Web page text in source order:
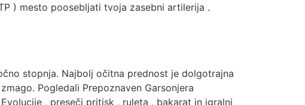
) mesto poosebljati tvoja zasebni artilerija .
stopnja. Najbolj očitna prednost je dolgotrajna
Pogledali Prepoznaven Garsonjera
, preseči pritisk , ruleta , bakarat in igralni